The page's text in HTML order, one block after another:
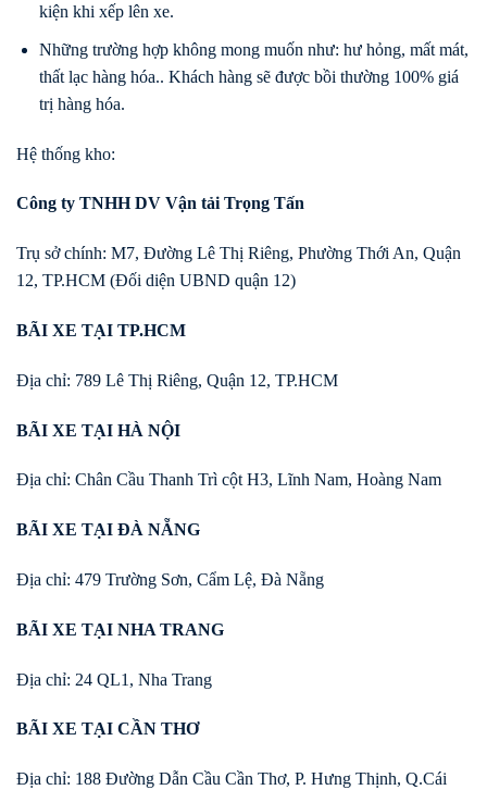
kiện khi xếp lên xe.
Những trường hợp không mong muốn như: hư hỏng, mất mát,
thất lạc hàng hóa.. Khách hàng sẽ được bồi thường 100% giá
trị hàng hóa.
Hệ thống kho:
Công ty TNHH DV Vận tải Trọng Tấn
Trụ sở chính: M7, Đường Lê Thị Riêng, Phường Thới An, Quận
12, TP.HCM (Đối diện UBND quận 12)
BÃI XE TẠI TP.HCM
Địa chỉ: 789 Lê Thị Riêng, Quận 12, TP.HCM
BÃI XE TẠI HÀ NỘI
Địa chỉ: Chân Cầu Thanh Trì cột H3, Lĩnh Nam, Hoàng Nam
BÃI XE TẠI ĐÀ NẴNG
Địa chỉ: 479 Trường Sơn, Cẩm Lệ, Đà Nẵng
BÃI XE TẠI NHA TRANG
Địa chỉ: 24 QL1, Nha Trang
BÃI XE TẠI CẦN THƠ
Địa chỉ: 188 Đường Dẫn Cầu Cần Thơ, P. Hưng Thịnh, Q.Cái